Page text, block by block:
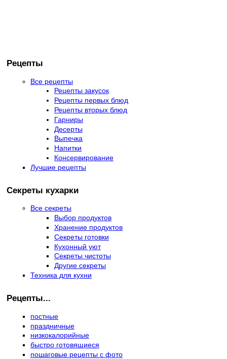
Рецепты
Все рецепты
Рецепты закусок
Рецепты первых блюд
Рецепты вторых блюд
Гарниры
Десерты
Выпечка
Напитки
Консервирование
Лучшие рецепты
Секреты кухарки
Все секреты
Выбор продуктов
Хранение продуктов
Секреты готовки
Кухонный уют
Секреты чистоты
Другие секреты
Техника для кухни
Рецепты...
постные
праздничные
низкокалорийные
быстро готовящиеся
пошаговые рецепты с фото